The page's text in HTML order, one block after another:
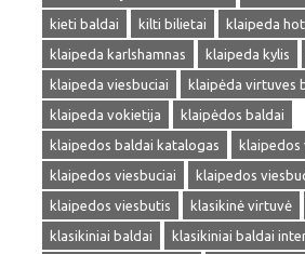
kieti baldai
kilti bilietai
klaipeda
klaipeda karlshamnas
klaipeda kylis
klaipeda viesbuciai
klaipėda virtuves
klaipeda vokietija
klaipėdos baldai
klaipedos baldai katalogas
klaipedos
klaipedos viesbuciai
klaipedos
klaipedos viesbutis
klasikinė virtuvė
klasikiniai baldai
klasikiniai baldai